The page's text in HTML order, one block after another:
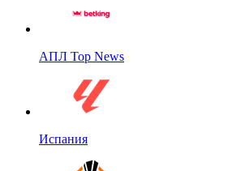
АПЛ Top News
Испания